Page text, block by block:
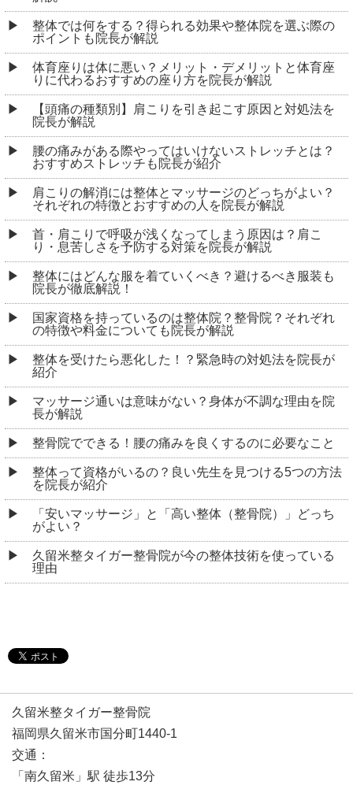
整体では何をする？得られる効果や整体院を選ぶ際の
ポイントも院長が解説
体育座りは体に悪い？メリット・デメリットと体育座
りに代わるおすすめの座り方を院長が解説
【頭痛の種類別】肩こりを引き起こす原因と対処法を
院長が解説
腰の痛みがある際やってはいけないストレッチとは？
おすすめストレッチも院長が紹介
肩こりの解消には整体とマッサージのどっちがよい？
それぞれの特徴とおすすめの人を院長が解説
首・肩こりで呼吸が浅くなってしまう原因は？肩こ
り・息苦しさを予防する対策を院長が解説
整体にはどんな服を着ていくべき？避けるべき服装も
院長が徹底解説！
国家資格を持っているのは整体院？整骨院？それぞれ
の特徴や料金についても院長が解説
整体を受けたら悪化した！？緊急時の対処法を院長が
紹介
マッサージ通いは意味がない？身体が不調な理由を院
長が解説
整骨院でできる！腰の痛みを良くするのに必要なこと
整体って資格がいるの？良い先生を見つける5つの方法
を院長が紹介
「安いマッサージ」と「高い整体（整骨院）」どっち
がよい？
久留米整タイガー整骨院が今の整体技術を使っている
理由
久留米整タイガー整骨院
福岡県久留米市国分町1440-1
交通：
「南久留米」駅 徒歩13分